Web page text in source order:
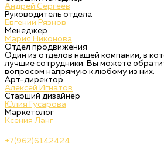
Андрей Сергеев
Руководитель отдела
Евгений Рязнов
Менеджер
Мария Никонова
Отдел продвижения
Один из отделов нашей компании, в
лучшие сотрудники. Вы можете
вопросом напрямую к любому из них.
Арт-директор
Алексей Игнатов
Старший дизайнер
Юлия Гусарова
Маркетолог
Ксения Ланг
+7(962)6142424